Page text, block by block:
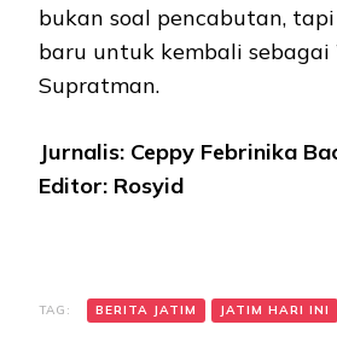
bukan soal pencabutan,
baru untuk kembali sebagai
Supratman.
Jurnalis: Ceppy Febrinika
Editor: Rosyid
TAG: BERITA JATIM JATIM HARI INI